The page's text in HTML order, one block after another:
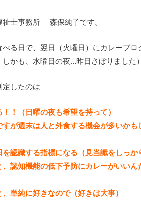
祉士事務所 森保純子です。
る日で、翌日（火曜日）にカレーブロ
しかも、水曜日の夜…昨日さぼりました）
定したのは
！（日曜の夜も希望を持って）
が週末は人と外食する機会が多いか
認識する指標になる（見当識をしっか
認知機能の低下予防にカレーがいい
単純に好きなので（好きは大事）